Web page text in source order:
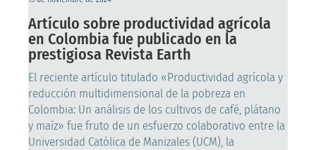
Artículo sobre productividad agrícola
en Colombia fue publicado en la
prestigiosa Revista Earth
El reciente artículo titulado «Productividad agrícola y
reducción multidimensional de la pobreza en
Colombia: Un análisis de los cultivos de café, plátano
y maíz» fue fruto de un esfuerzo colaborativo entre la
Universidad Católica de Manizales (UCM), la